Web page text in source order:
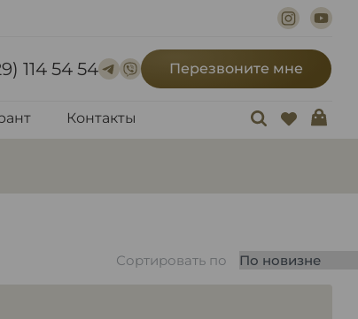
114 54 54 Перезвоните мне
Контакты
Сортировать по